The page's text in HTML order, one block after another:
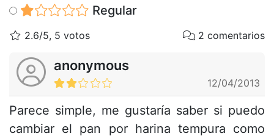
Regular
2.6/5, 5 votos 2 comentarios
anonymous
12/04/2013
Parece simple, me gustaría saber si puedo
cambiar el pan por harina tempura como